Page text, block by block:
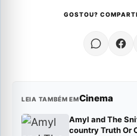
GOSTOU?
LEIA TAMBÉM EMCinema
Amyl and The
country Truth Or